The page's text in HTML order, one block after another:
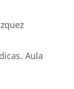
Aula